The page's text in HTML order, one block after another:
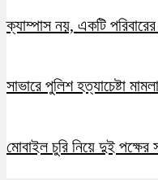
ক্যাম্পাস নয়, একটি পরিবারের
সাভারে পুলিশ হত্যাচেষ্টা
মোবাইল চুরি নিয়ে দুই